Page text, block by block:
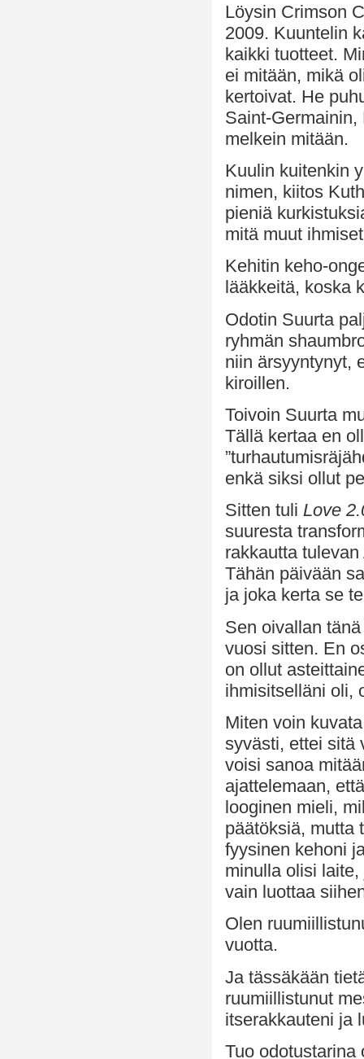
Löysin Crimson
2009. Kuuntelin
kaikki tuotteet.
ei mitään, mikä
kertoivat. He
Saint-
melkein mitään.
Kuulin kuitenkin
nimen, kiitos
pieniä
mitä muut
Kehitin keho-
lääkkeitä, koska
Odotin Suurta
ryhmän
niin ärsyyntynyt,
kiroillen.
Toivoin Suurta
Tällä kertaa en
enkä siksi ollut
Sitten tuli Love
suuresta
rakkautta
Tähän päivään
ja joka kerta se
Sen oivallan
vuosi sitten. En
on ollut
ihmisitselläni oli,
Miten voin
syvästi, ettei sitä
voisi sanoa
ajattelemaan,
looginen mieli,
päätöksiä, mutta
fyysinen kehoni
minulla olisi
vain luottaa
Olen
vuotta.
Ja tässäkään
ruumiillistunut
itserakkauteni ja
Tuo odotustarina